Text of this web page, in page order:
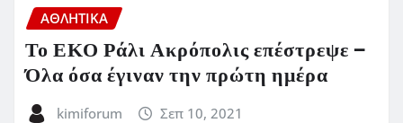
ΑΘΛΗΤΙΚΑ
Το ΕΚΟ Ράλι Ακρόπολις επέστρεψε –
Όλα όσα έγιναν την πρώτη ημέρα
kimiforum Σεπ 10, 2021